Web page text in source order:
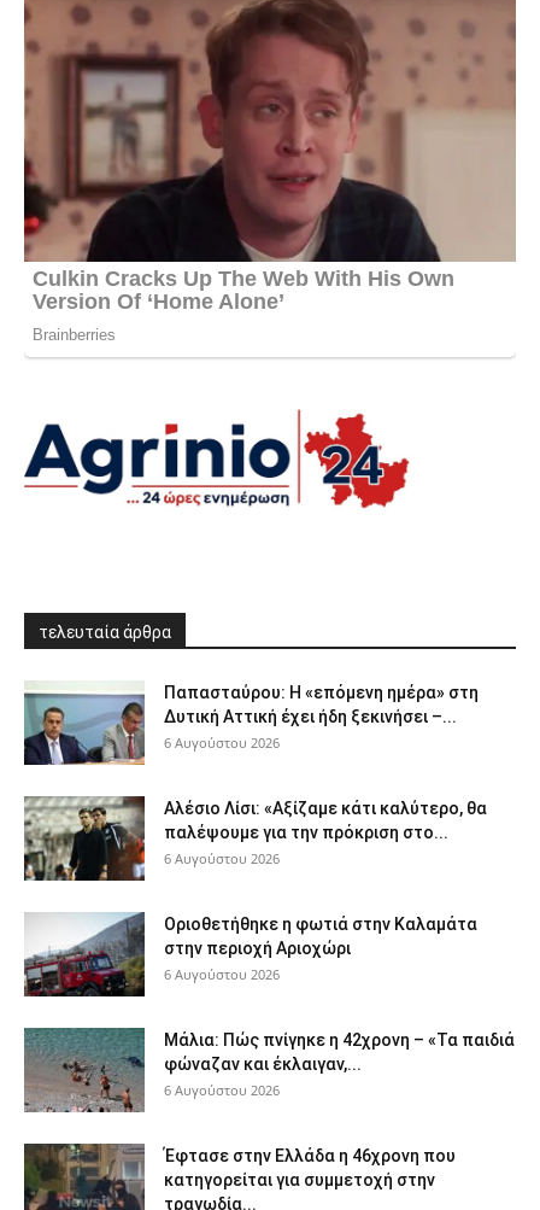
τελευταία άρθρα
Παπασταύρου: Η «επόμενη ημέρα» στη
Δυτική Αττική έχει ήδη ξεκινήσει –...
6 Αυγούστου 2026
Αλέσιο Λίσι: «Αξίζαμε κάτι καλύτερο, θα
παλέψουμε για την πρόκριση στο...
6 Αυγούστου 2026
Οριοθετήθηκε η φωτιά στην Καλαμάτα
στην περιοχή Αριοχώρι
6 Αυγούστου 2026
Μάλια: Πώς πνίγηκε η 42χρονη – «Τα παιδιά
φώναζαν και έκλαιγαν,...
6 Αυγούστου 2026
Έφτασε στην Ελλάδα η 46χρονη που
κατηγορείται για συμμετοχή στην
τραγωδία...